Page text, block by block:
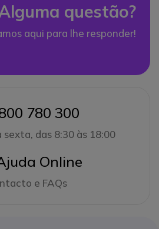
questão?
aqui para lhe responder!
780 300
sexta, das 8:30 às 18:00
Online
e FAQs